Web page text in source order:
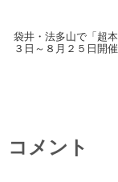
袋井・法多山で「超
３日～８月２５日開催
コメント